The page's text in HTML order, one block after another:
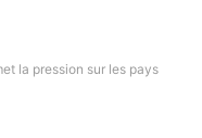
la pression sur les pays